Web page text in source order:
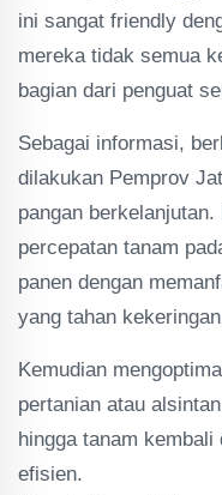
ini sangat friendly
mereka tidak semua
bagian dari penguat
Sebagai informasi,
dilakukan Pemprov
pangan
percepatan tanam
panen dengan
yang tahan
Kemudian
pertanian atau
hingga tanam
efisien.